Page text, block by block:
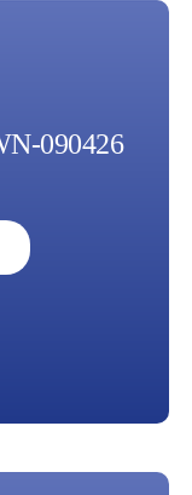
090426